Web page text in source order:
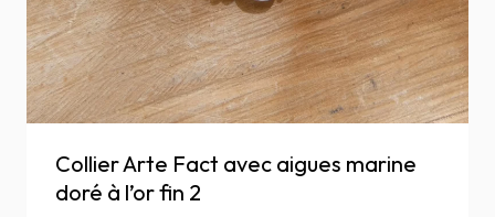
Collier Arte Fact avec aigues marine
doré à l’or fin 2